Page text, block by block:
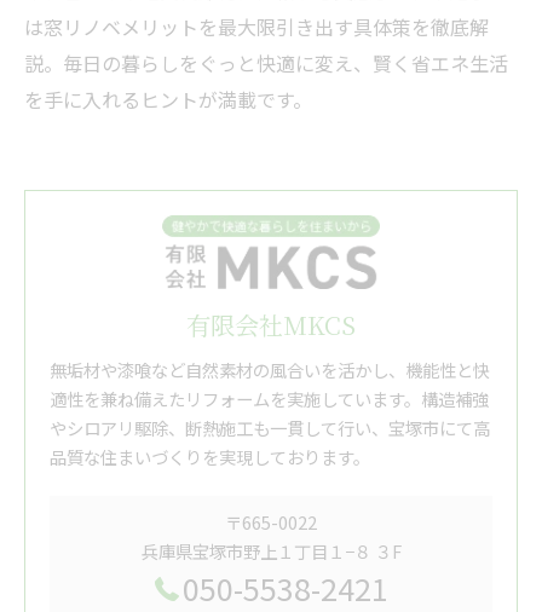
は窓リノベメリットを最大限引き出す具体策を徹底解
説。毎日の暮らしをぐっと快適に変え、賢く省エネ生活
を手に入れるヒントが満載です。
有限会社MKCS
無垢材や漆喰など自然素材の風合いを活かし、機能性と快
適性を兼ね備えたリフォームを実施しています。構造補強
やシロアリ駆除、断熱施工も一貫して行い、宝塚市にて高
品質な住まいづくりを実現しております。
〒665-0022
兵庫県宝塚市野上１丁目１−８ ３F
050-5538-2421